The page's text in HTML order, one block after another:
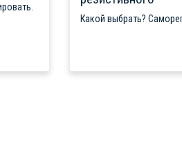
Какой выбрать?